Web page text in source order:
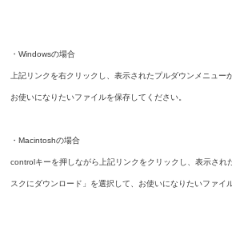
・Windowsの場合
上記リンクを右クリックし、表示されたプルダウンメニュ
お使いになりたいファイルを保存してください。
・Macintoshの場合
controlキーを押しながら上記リンクをクリックし、表示され
スクにダウンロード」を選択して、お使いになりたいファイ